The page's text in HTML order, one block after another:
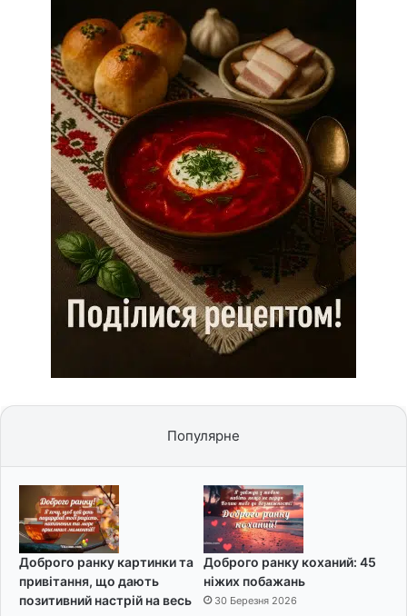
Популярне
Доброго ранку картинки та
привітання, що дають
позитивний настрій на весь
Доброго ранку коханий: 45
ніжих побажань
30 Березня 2026